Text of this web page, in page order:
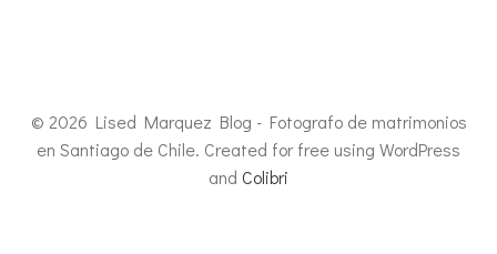
© 2026 Lised Marquez Blog - Fotografo de matrimonios
en Santiago de Chile. Created for free using WordPress
and Colibri